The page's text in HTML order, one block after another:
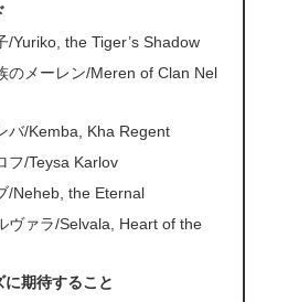
/Yuriko, the Tiger’s Shadow
のメーレン/Meren of Clan Nel
バ/Kemba, Kha Regent
フ/Teysa Karlov
/Neheb, the Eternal
ヴァラ/Selvala, Heart of the
期待すること